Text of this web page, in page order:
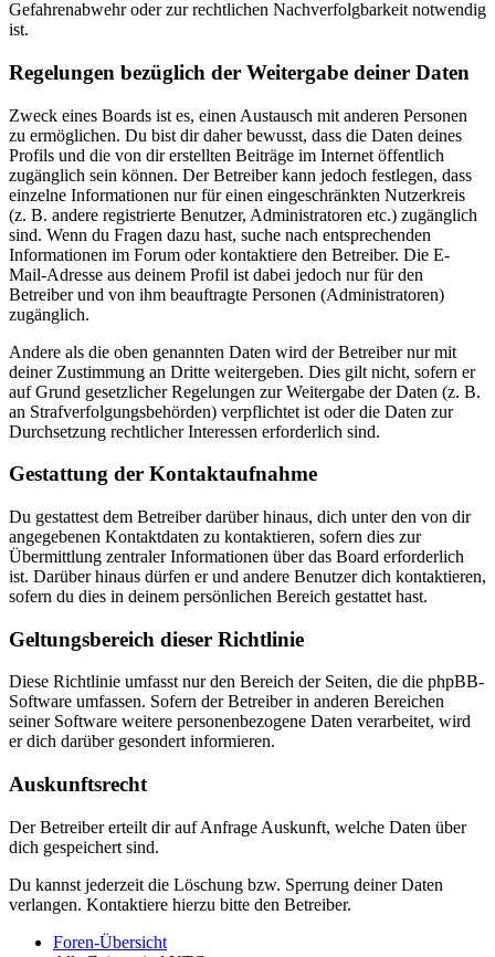
Gefahrenabwehr oder zur rechtlichen Nachverfolgbarkeit notwendig
ist.
Regelungen bezüglich der Weitergabe deiner Daten
Zweck eines Boards ist es, einen Austausch mit anderen Personen
zu ermöglichen. Du bist dir daher bewusst, dass die Daten deines
Profils und die von dir erstellten Beiträge im Internet öffentlich
zugänglich sein können. Der Betreiber kann jedoch festlegen, dass
einzelne Informationen nur für einen eingeschränkten Nutzerkreis
(z. B. andere registrierte Benutzer, Administratoren etc.) zugänglich
sind. Wenn du Fragen dazu hast, suche nach entsprechenden
Informationen im Forum oder kontaktiere den Betreiber. Die E-
Mail-Adresse aus deinem Profil ist dabei jedoch nur für den
Betreiber und von ihm beauftragte Personen (Administratoren)
zugänglich.
Andere als die oben genannten Daten wird der Betreiber nur mit
deiner Zustimmung an Dritte weitergeben. Dies gilt nicht, sofern er
auf Grund gesetzlicher Regelungen zur Weitergabe der Daten (z. B.
an Strafverfolgungsbehörden) verpflichtet ist oder die Daten zur
Durchsetzung rechtlicher Interessen erforderlich sind.
Gestattung der Kontaktaufnahme
Du gestattest dem Betreiber darüber hinaus, dich unter den von dir
angegebenen Kontaktdaten zu kontaktieren, sofern dies zur
Übermittlung zentraler Informationen über das Board erforderlich
ist. Darüber hinaus dürfen er und andere Benutzer dich kontaktieren,
sofern du dies in deinem persönlichen Bereich gestattet hast.
Geltungsbereich dieser Richtlinie
Diese Richtlinie umfasst nur den Bereich der Seiten, die die phpBB-
Software umfassen. Sofern der Betreiber in anderen Bereichen
seiner Software weitere personenbezogene Daten verarbeitet, wird
er dich darüber gesondert informieren.
Auskunftsrecht
Der Betreiber erteilt dir auf Anfrage Auskunft, welche Daten über
dich gespeichert sind.
Du kannst jederzeit die Löschung bzw. Sperrung deiner Daten
verlangen. Kontaktiere hierzu bitte den Betreiber.
Foren-Übersicht